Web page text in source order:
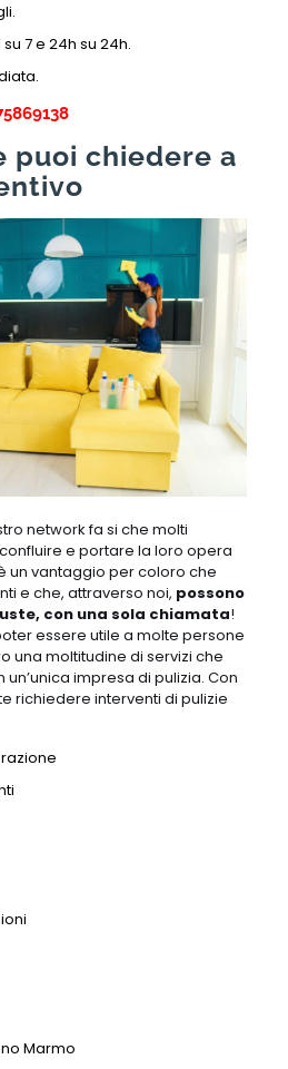
7 e 24h su 24h.
puoi chiedere a
network fa si che molti
e portare la loro opera
un vantaggio per coloro che
e che, attraverso noi, possono
con una sola chiamata!
essere utile a molte persone
una moltitudine di servizi che
impresa di pulizia. Con
richiedere interventi di pulizie
Marmo